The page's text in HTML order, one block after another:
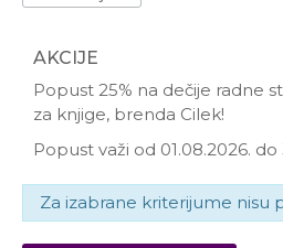
AKCIJE
Popust 25% na dečije radne
za knjige, brenda Cilek!
Popust važi od 01.08.2026. do
Za izabrane kriterijume nisu